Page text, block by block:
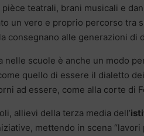
teatrali, brani musicali e
un vero e proprio percorso
consegnano alle generazioni di
nelle scuole è anche un modo
quello di essere il dialetto
ad essere, come alla corte di
allievi della terza media dell’
mettendo in scena